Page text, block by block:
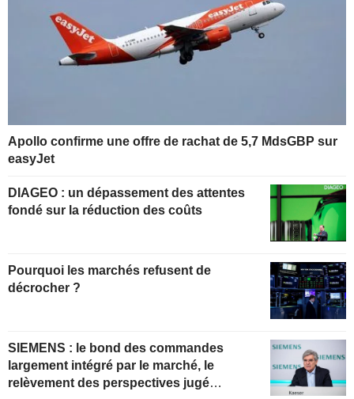
Apollo confirme une offre de rachat de 5,7 MdsGBP sur
easyJet
DIAGEO : un dépassement des attentes
fondé sur la réduction des coûts
Pourquoi les marchés refusent de
décrocher ?
SIEMENS : le bond des commandes
largement intégré par le marché, le
relèvement des perspectives jugé